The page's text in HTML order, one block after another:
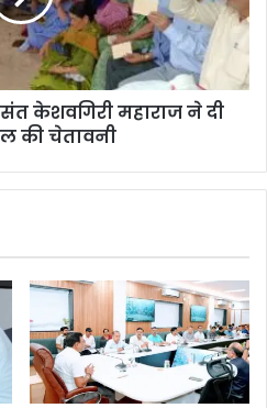
केशवगिरी महाराज ने दी
की चेतावनी